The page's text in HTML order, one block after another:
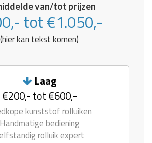
van/tot prijzen
tot €1.050,-
(hier kan tekst komen)
Laag
€200,- tot €600,-
kunststof rolluiken
Handmatige bediening
rolluik expert